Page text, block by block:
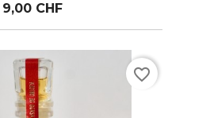
9,00 CHF
favorite_border